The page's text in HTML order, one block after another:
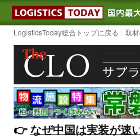
LogisticsToday総合トップに戻る 取
👉️なぜ中国は実装が速